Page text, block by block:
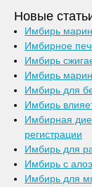
Новые
Имбирь
Имбирное
Имбирь
Имбирь
Имбирь для
Имбирь
Имбирная
регистрации
Имбирь для
Имбирь с алоэ
Имбирь для